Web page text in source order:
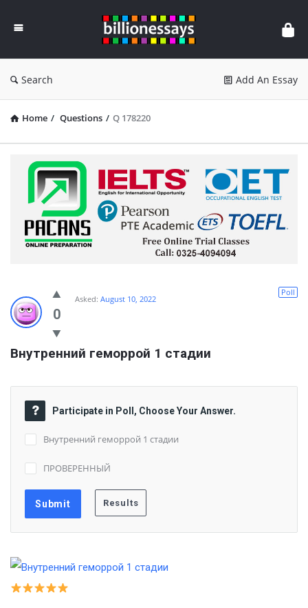
Essays
Search Add An Essay
Home / Questions / Q 178220
0
Poll
Asked: August 10, 2022
Внутренний геморрой 1 стадии
Participate in Poll, Choose Your Answer.
Внутренний геморрой 1 стадии
ПРОВЕРЕННЫЙ